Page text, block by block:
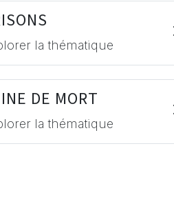
la thématique
DE MORT
la thématique